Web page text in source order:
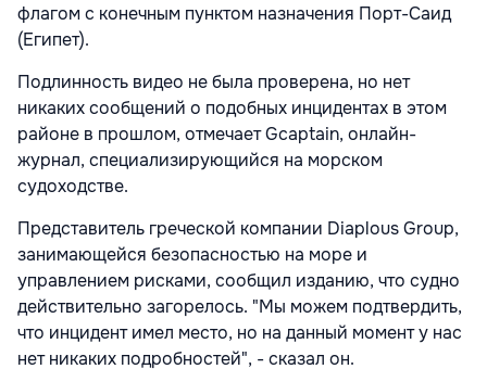
флагом с конечным пунктом назначения Порт-Саид
(Египет).
Подлинность видео не была проверена, но нет
никаких сообщений о подобных инцидентах в этом
районе в прошлом, отмечает Gcaptain, онлайн-
журнал, специализирующийся на морском
судоходстве.
Представитель греческой компании Diaplous Group,
занимающейся безопасностью на море и
управлением рисками, сообщил изданию, что судно
действительно загорелось. "Мы можем подтвердить,
что инцидент имел место, но на данный момент у нас
нет никаких подробностей", - сказал он.